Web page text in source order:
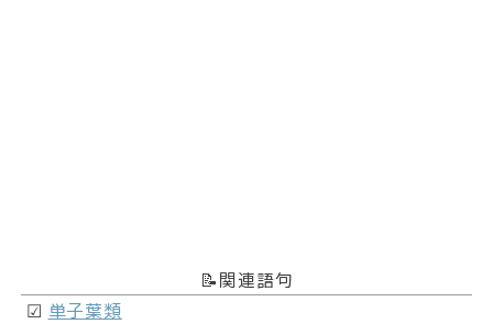
📝関連語句
☑ 単子葉類